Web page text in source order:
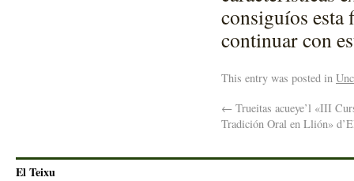
consiguíos esta
continuar con
This entry was posted in
← Trueitas acueye’l «III
Tradición Oral en Llión»
El Teixu